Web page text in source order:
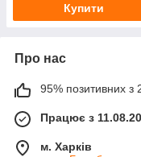
Купити
Про нас
95% позитивних з
Працює з
м. Харків